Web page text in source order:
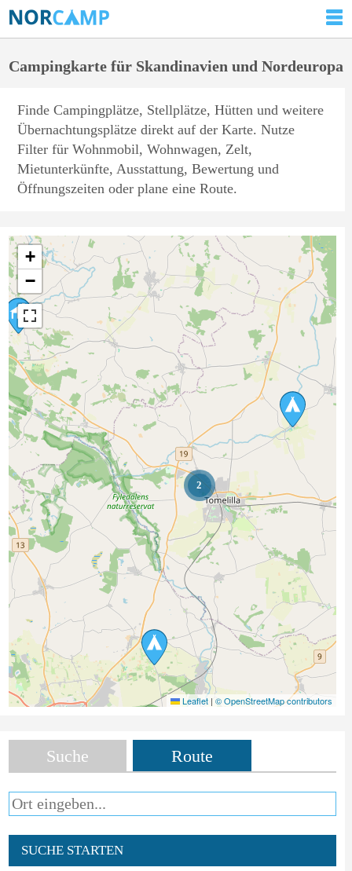
Campingkarte für Skandinavien und Nordeuropa
Finde Campingplätze, Stellplätze, Hütten und weitere
Übernachtungsplätze direkt auf der Karte. Nutze
Filter für Wohnmobil, Wohnwagen, Zelt,
Mietunterkünfte, Ausstattung, Bewertung und
Öffnungszeiten oder plane eine Route.
2
+
−
Leaflet | © OpenStreetMap contributors
Suche Route
SUCHE STARTEN